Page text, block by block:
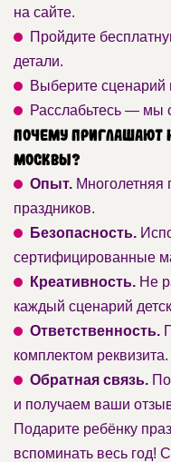
на сайте.
Пройдите
детали.
Выберите сценарий
Расслабьтесь — мы
Почему приглашают
Москвы?
Опыт. Многолетняя
праздников.
Безопасность.
сертифицированные
Креативность. Не
каждый сценарий
Ответственность.
комплектом реквизита.
Обратная связь.
и получаем ваши
Подарите ребёнку
вспоминать весь год!